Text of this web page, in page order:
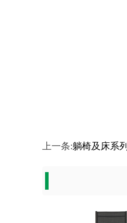
上一条:躺椅及床系列